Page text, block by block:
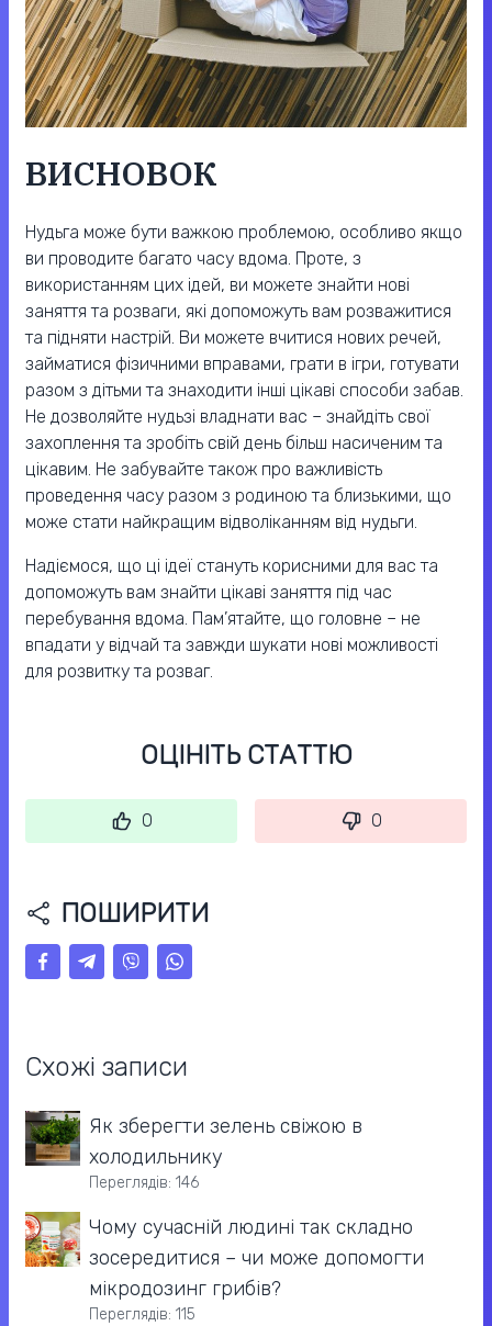
ВИСНОВОК
Нудьга може бути важкою проблемою, особливо якщо
ви проводите багато часу вдома. Проте, з
використанням цих ідей, ви можете знайти нові
заняття та розваги, які допоможуть вам розважитися
та підняти настрій. Ви можете вчитися нових речей,
займатися фізичними вправами, грати в ігри, готувати
разом з дітьми та знаходити інші цікаві способи забав.
Не дозволяйте нудьзі владнати вас – знайдіть свої
захоплення та зробіть свій день більш насиченим та
цікавим. Не забувайте також про важливість
проведення часу разом з родиною та близькими, що
може стати найкращим відволіканням від нудьги.
Надіємося, що ці ідеї стануть корисними для вас та
допоможуть вам знайти цікаві заняття під час
перебування вдома. Пам’ятайте, що головне – не
впадати у відчай та завжди шукати нові можливості
для розвитку та розваг.
ОЦІНІТЬ СТАТТЮ
0 0
ПОШИРИТИ
Схожі записи
Як зберегти зелень свіжою в
холодильнику
Переглядів: 146
Чому сучасній людині так складно
зосередитися – чи може допомогти
мікродозинг грибів?
Переглядів: 115